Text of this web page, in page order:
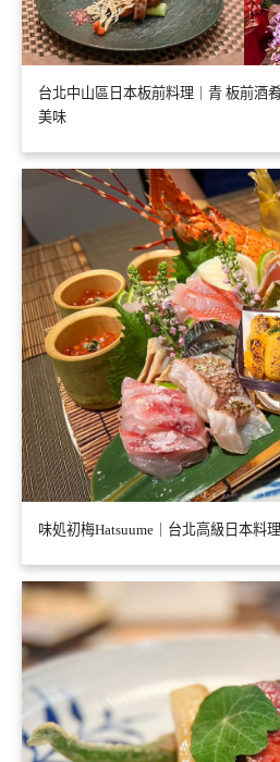
台北中山區日本板前料理｜青 板前酒
美味
味処初梅Hatsuume｜台北高級日本料